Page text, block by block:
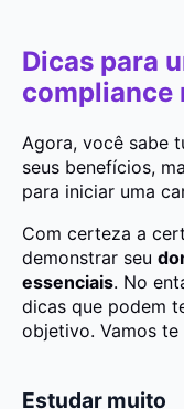
Dicas para
compliance
Agora, você sabe
seus benefícios,
para iniciar uma
Com certeza a
demonstrar seu
essenciais. No
dicas que podem
objetivo. Vamos
Estudar muito